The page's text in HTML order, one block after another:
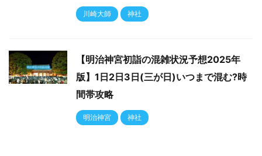
川崎大師 神社
【明治神宮初詣の混雑状況予想2025年
版】1日2日3日(三が日)いつまで混む?時
間帯攻略
明治神宮 神社